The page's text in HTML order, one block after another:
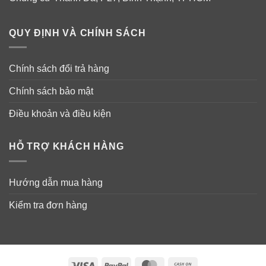
Các thành phần chính trong Zarbee’s
Day & Night 355 ml
Nguồn
QUY ĐỊNH VÀ CHÍNH SÁCH
Chính sách đổi trả hàng
Chính sách bảo mật
Điều khoản và điều kiện
HỖ TRỢ KHÁCH HÀNG
Hướng dẫn mua hàng
Kiểm tra đơn hàng